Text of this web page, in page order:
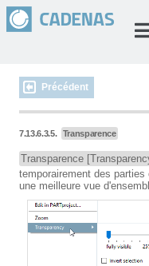
Précédent
7.13.6.3.5. Transparence
Transparence
temporairement des
une meilleure vue